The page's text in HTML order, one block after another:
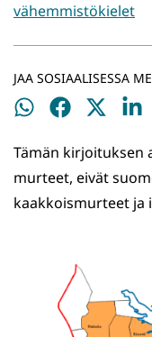
vähemmistökielet
JAA SOSIAALISESSA
Jaa
Jaa
Jaa
Jaa
Tämän kirjoituksen
murteet, eivät
kaakkoismurteet ja